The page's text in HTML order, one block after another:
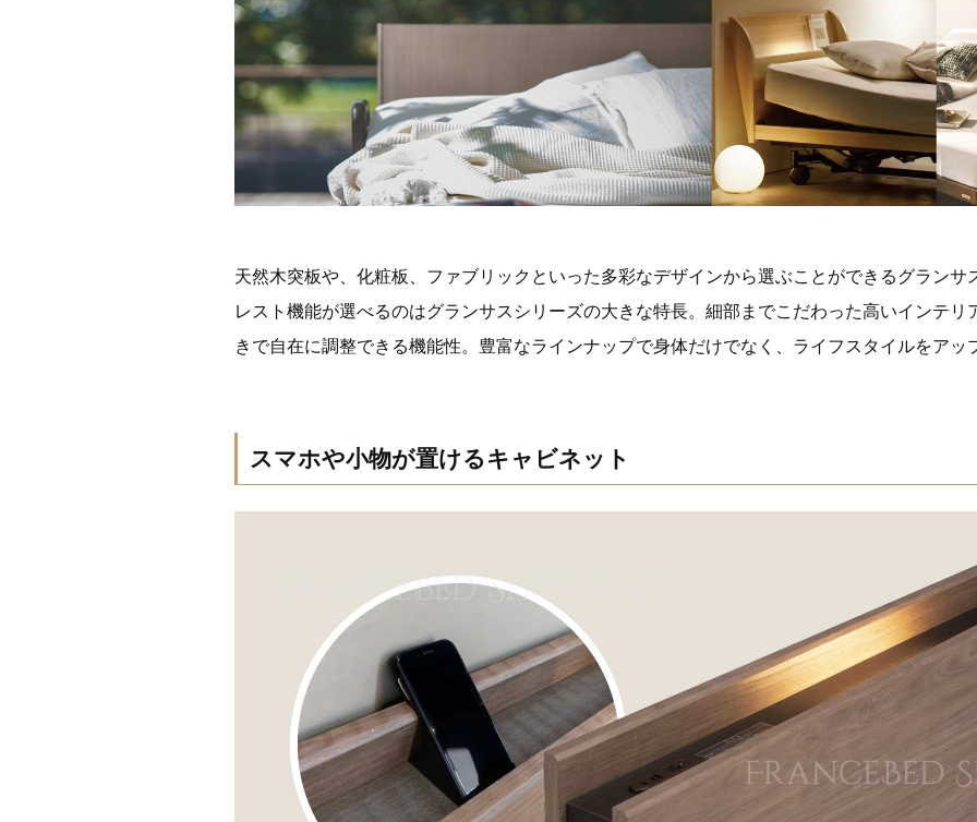
天然木突板や、化粧板、ファブリックといった多彩なデザインから選ぶことができるグランサ
レスト機能が選べるのはグランサスシリーズの大きな特長。細部までこだわった高いインテリ
きで自在に調整できる機能性。豊富なラインナップで身体だけでなく、ライフスタイルをアッ
スマホや小物が置けるキャビネット